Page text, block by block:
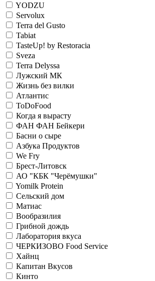
YODZU
Servolux
Terra del Gusto
Tabiat
TasteUp! by Restoracia
Sveza
Terra Delyssa
Лужский МК
Жизнь без вилки
Атлантис
ToDoFood
Когда я вырасту
ФАН ФАН Бейкери
Басни о сыре
Азбука Продуктов
We Fry
Брест-Литовск
АО "КБК "Черёмушки"
Yomilk Protein
Сельский дом
Матиас
Вообразилия
Грибной дождь
Лаборатория вкуса
ЧЕРКИЗОВО Food Service
Хайнц
Капитан Вкусов
Кинто